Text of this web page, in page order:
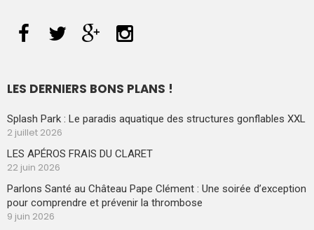
LES DERNIERS BONS PLANS !
Splash Park : Le paradis aquatique des structures gonflables XXL
2 juillet 2026
LES APÉROS FRAIS DU CLARET
22 juin 2026
Parlons Santé au Château Pape Clément : Une soirée d’exception
pour comprendre et prévenir la thrombose
9 juin 2026